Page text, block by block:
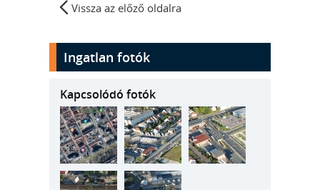
Vissza az előző oldalra
Ingatlan fotók
Kapcsolódó fotók